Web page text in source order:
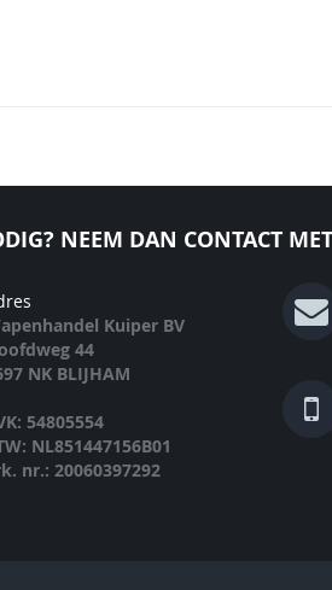
NEEM DAN CONTACT
Kuiper BV
44
NK BLIJHAM
54805554
NL851447156B01
nr.: 20060397292